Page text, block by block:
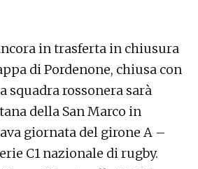
in trasferta in chiusura
di Pordenone, chiusa con
squadra rossonera sarà
della San Marco in
giornata del girone A –
C1 nazionale di rugby.